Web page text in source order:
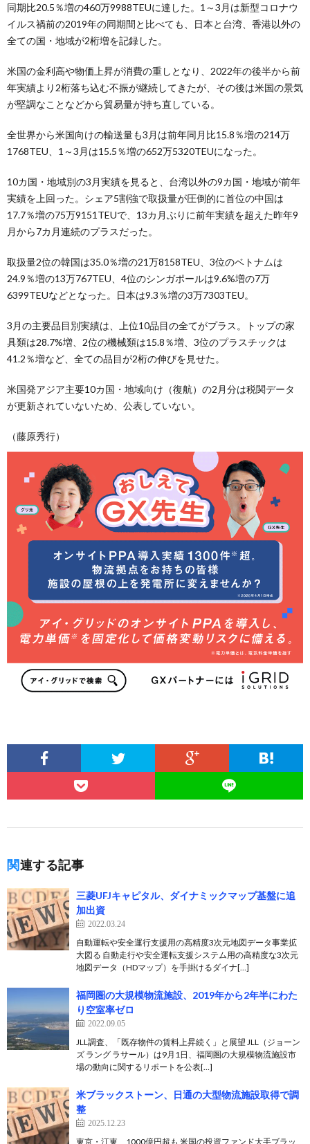
同期比20.5％増の460万9988TEUに達した。1～3月は新型コロナウ
イルス禍前の2019年の同期間と比べても、日本と台湾、香港以外の
全ての国・地域が2桁増を記録した。
米国の金利高や物価上昇が消費の重しとなり、2022年の後半から前
年実績より2桁落ち込む不振が継続してきたが、その後は米国の景気
が堅調なことなどから貿易量が持ち直している。
全世界から米国向けの輸送量も3月は前年同月比15.8％増の214万
1768TEU、1～3月は15.5％増の652万5320TEUになった。
10カ国・地域別の3月実績を見ると、台湾以外の9カ国・地域が前年
実績を上回った。シェア5割強で取扱量が圧倒的に首位の中国は
17.7％増の75万9151TEUで、13カ月ぶりに前年実績を超えた昨年9
月から7カ月連続のプラスだった。
取扱量2位の韓国は35.0％増の21万8158TEU、3位のベトナムは
24.9％増の13万767TEU、4位のシンガポールは9.6%増の7万
6399TEUなどとなった。日本は9.3％増の3万7303TEU。
3月の主要品目別実績は、上位10品目の全てがプラス。トップの家
具類は28.7%増、2位の機械類は15.8％増、3位のプラスチックは
41.2％増など、全ての品目が2桁の伸びを見せた。
米国発アジア主要10カ国・地域向け（復航）の2月分は税関データ
が更新されていないため、公表していない。
（藤原秀行）
関連する記事
三菱UFJキャピタル、ダイナミックマップ基盤に追
加出資
2022.03.24
自動運転や安全運行支援用の高精度3次元地図データ事業拡
大図る 自動走行や安全運転支援システム用の高精度な3次元
地図データ（HDマップ）を手掛けるダイナ[…]
福岡圏の大規模物流施設、2019年から2年半にわた
り空室率ゼロ
2022.09.05
JLL調査、「既存物件の賃料上昇続く」と展望 JLL（ジョーン
ズ ラング ラサール）は9月1日、福岡圏の大規模物流施設市
場の動向に関するリポートを公表[…]
米ブラックストーン、日通の大型物流施設取得で調
整
2025.12.23
東京・江東、1000億円超も 米国の投資ファンド大手ブラッ